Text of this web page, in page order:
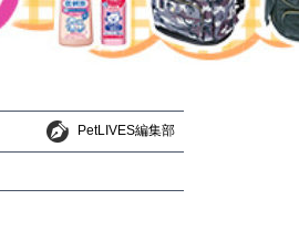
PetLIVES編集部
PetLIVES編集部